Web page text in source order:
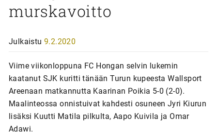
murskavoitto
Julkaistu 9.2.2020
Viime viikonloppuna FC Hongan selvin lukemin
kaatanut SJK kuritti tänään Turun kupeesta Wallsport
Areenaan matkannutta Kaarinan Poikia 5-0 (2-0).
Maalinteossa onnistuivat kahdesti osuneen Jyri Kiurun
lisäksi Kuutti Matila pilkulta, Aapo Kuivila ja Omar
Adawi.